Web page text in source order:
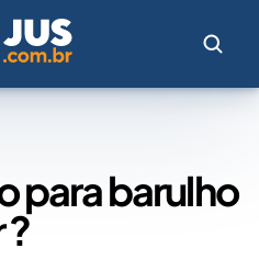
para barulho
?